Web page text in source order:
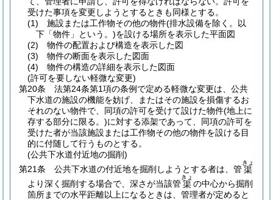
受けた事項を変更しようとするときも同様とする。
(1)
施設または工作物その他の物件(排水設備を除く。以
下「物件」という。)を設ける場所を表示した平面図
(2)
物件の配置および構造を表示した図
(3)
物件の断面を表示した図面
(4)
物件の構造の詳細を表示した図面
(許可を要しない軽微な変更)
第20条
法第24条第1項の条例で定める軽微な変更は、公共
下水道の施設の機能を妨げ、またはその施設を損傷するお
それのない物件で、同項の許可を受けて設けた物件(地上に
存する部分に限る。)に対する添架であって、同項の許可を
受けた者が当該施設または工作物その他の物件を設ける目
的に付随して行うものとする。
(公共下水道付近地の掘削)
第21条
公共下水道の付近地を掘削しようとする者は、管 渠
きょ
より深く掘削する場合で、深さが当該管 渠
きょ
の中心から掘削
箇所までの水平距離以上になるときは、管理者が定めると